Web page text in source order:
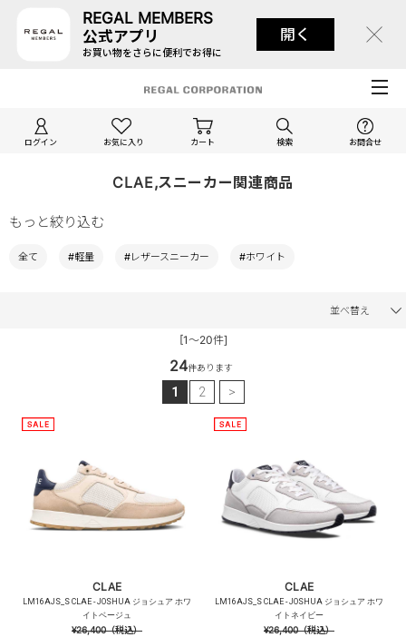
REGAL MEMBERS
公式アプリ
お買い物をさらに便利でお得に
開く
ログイン お気に入り カート 検索 お問合せ
CLAE,スニーカー関連商品
もっと絞り込む
全て #軽量 #レザースニーカー #ホワイト
並べ替え
[1～20件]
24件あります
1 2 >
CLAE
LM16AJS_S CLAE - JOSHUA ジョシュア ホワ
イトベージュ
¥26,400（税込）
CLAE
LM16AJS_S CLAE - JOSHUA ジョシュア ホワ
イトネイビー
¥26,400（税込）